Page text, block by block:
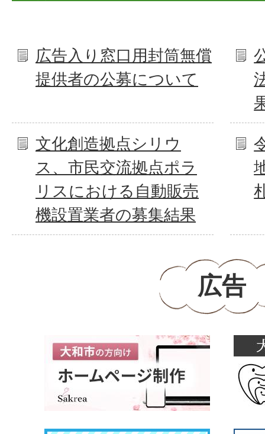
広告入り窓口用封筒無償
提供者の公募について
文化創造拠点シリウ
ス、市民交流拠点ポラ
リスにおける自動販売
機設置業者の募集結果
広告